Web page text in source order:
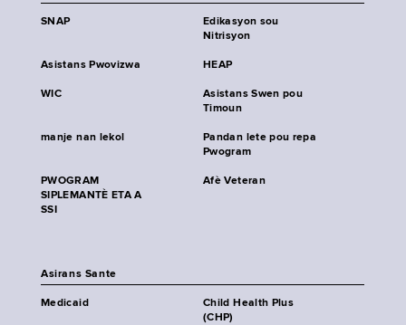
SNAP
Edikasyon sou
Nitrisyon
Asistans Pwovizwa HEAP
WIC
Asistans Swen pou
Timoun
manje nan lekol
Pandan lete pou repa
Pwogram
PWOGRAM
SIPLEMANTÈ ETA A
SSI
Afè Veteran
Asirans Sante
Medicaid
Child Health Plus
(CHP)